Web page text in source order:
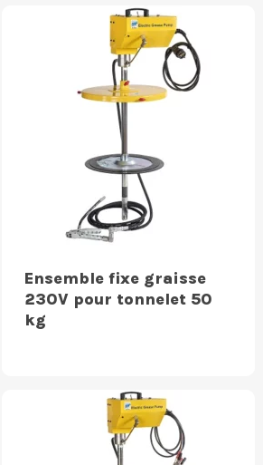
Ensemble fixe graisse
230V pour tonnelet 50
kg